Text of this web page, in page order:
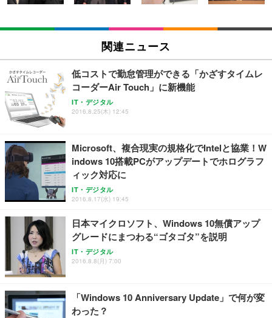
SIHOO B100 オフィスチェア／デスクチェア メッシ
ュチェア 人間工学 疲れない ブラック
￥27,999
Sezlife オフィスチェア デスクチェア 疲れない テレ
ワーク チェア 強化バックレスト 30度ロッキング機
能 人間工学 椅子 腰サポート 90度跳ね上げ式アーム
ョン PCチェア 通気性メッシュ ゲーミング/勉強/事
務用 おしゃれ パソコンチェア (ブラック)
Sezlife オフィスチェア デスクチェア 疲れない テレ
ワーク チェア 強化バックレスト 30度ロッキング機
能 人間工学 椅子 腰サポート 90度跳ね上げ式アーム
レスト 3Dヘッドレスト ハンガー付き 高反発クッシ
務用 おしゃれ パソコンチェア (ホワイト)
ANDWINT オフィスチェア デスクチェア 肘なし メ
ッシュ 通気性 ランバーサポート付き 腰サポート ガ
ス圧無段階昇降 360度回転 キャスター付き コンパク
EIZO ビジネス向けプレミアムモニター | FlexScan
￥109,572
【純正品】27"ゲーミングモニター DualSense 充電
フック付き（CFI-ZDM1J）
【整備済み品】Dell E2724HS 27インチ 液晶モニタ
ー フルHD（1920×1080）VA 非光沢 HDMI/DisplayP
ort/VGA スピーカー内蔵 高さ調整 スイベル VESA対
応 ComfortView ビジネス向け
￥15,800
【MiniLED/24.5inch/280Hz/FHD】GRAPHT THE S
HOOTER Gaming Monitor 24” Essential ゲーミン
グモニター QD 24.5インチ 1ms FHD 量子ドット 残
Amazonベーシック ペットシーツ 厚型 ワイド 42枚
x2袋(84枚) ホワイト(吸収面:ライトブルー)
￥3,234
ネオ・ルーライフ ネオ・オムツ L 中型犬用 26枚入
り 単品
Smart Basic(スマートベーシック) 【Amazon.co.jp
限定】 Smart Basic アイリスオーヤマ ペットシーツ
超厚型 お徳用 ワイド 100枚入 (x 1) (ケース販売)
アイリスオーヤマ ペットシーツ 超厚型 お徳用 レギ
ュラー 200枚入【Amazon.co.jp限定】
関連ニュース
低コストで勤怠管理ができる「かざすタイムレ
コーダーAir Touch」に新機能
IT・デジタル
2016.8.25(木) 12:45
Microsoft、複合現実の規格化でIntelと協業！W
indows 10搭載PCがアップデートでホログラフ
ィック対応に
IT・デジタル
2016.8.17(水) 19:45
日本マイクロソフト、Windows 10無償アップ
グレードにまつわる“ゴタゴタ”を説明
IT・デジタル
2016.8.8(月) 7:00
「Windows 10 Anniversary Update」で何が変
わった？